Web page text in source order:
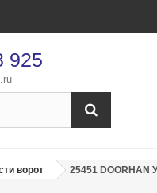
925
ворот
25451 DOORHAN
×